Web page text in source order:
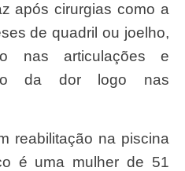
após cirurgias como a
de quadril ou joelho,
nas articulações e
da dor logo nas
é uma mulher de 51